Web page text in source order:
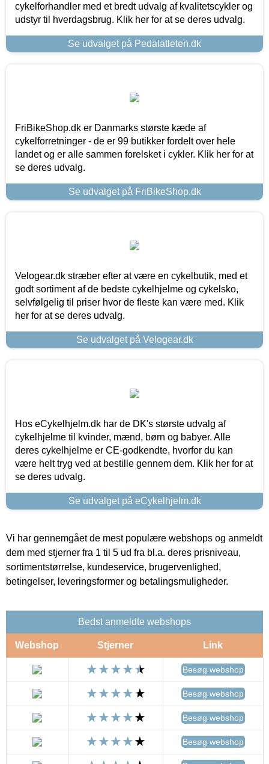
cykelforhandler med et bredt udvalg af kvalitetscykler og
udstyr til hverdagsbrug. Klik her for at se deres udvalg.
Se udvalget på Pedalatleten.dk
FriBikeShop.dk er Danmarks største kæde af
cykelforretninger - de er 99 butikker fordelt over hele
landet og er alle sammen forelsket i cykler. Klik her for at
se deres udvalg.
Se udvalget på FriBikeShop.dk
Velogear.dk stræber efter at være en cykelbutik, med et
godt sortiment af de bedste cykelhjelme og cykelsko,
selvfølgelig til priser hvor de fleste kan være med. Klik
her for at se deres udvalg.
Se udvalget på Velogear.dk
Hos eCykelhjelm.dk har de DK's største udvalg af
cykelhjelme til kvinder, mænd, børn og babyer. Alle
deres cykelhjelme er CE-godkendte, hvorfor du kan
være helt tryg ved at bestille gennem dem. Klik her for at
se deres udvalg.
Se udvalget på eCykelhjelm.dk
Vi har gennemgået de mest populære webshops og anmeldt
dem med stjerner fra 1 til 5 ud fra bl.a. deres prisniveau,
sortimentstørrelse, kundeservice, brugervenlighed,
betingelser, leveringsformer og betalingsmuligheder.
Bedst anmeldte webshops
Webshop Stjerner Link
Besøg webshop
Besøg webshop
Besøg webshop
Besøg webshop